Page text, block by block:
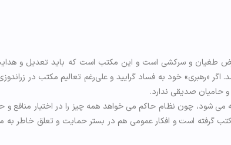
طغیان و سرکشی است و این مکتب است که باید تعدیل و
اگر «رهبری» خود به فساد گرایید و علی‌رغم تعالیم مکتب در
حامیان صدیقی ندارد.
می شود، چون نظام حاکم می خواهد همه چیز را در اختیار
گرفته است و افکار عمومی هم در بستر حمایت و تعلق خاطر